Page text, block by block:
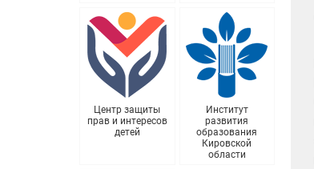
Центр защиты
прав и интересов
детей
Институт
развития
образования
Кировской
области